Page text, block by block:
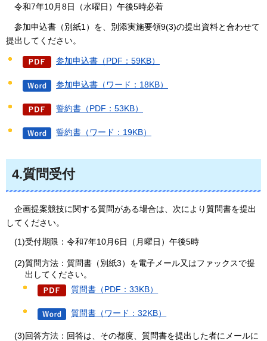
令和7年10月8日（水曜日）午後5時必着
参加申込書 （別紙1）を、別添実施要領9(3)の提出資料と合わせて
提出してください。
参加申込書（PDF：59KB）
参加申込書（ワード：18KB）
誓約書（PDF：53KB）
誓約書（ワード：19KB）
4.質問受付
企画提案競技に関する質問がある場合は、次により質問書を提出
してください。
(1)受付期限：令和7年10月6日（月曜日）午後5時
(2)質問方法：質問書（別紙3）を電子メール又はファックスで提
出してください。
質問書（PDF：33KB）
質問書（ワード：32KB）
(3)回答方法：回答は、その都度、質問書を提出した者にメールに